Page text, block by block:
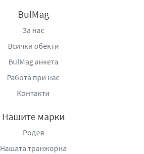
BulMag
За нас
Всички обекти
BulMag анкета
Работа при нас
Контакти
Нашите марки
Родея
Нашата транжорна